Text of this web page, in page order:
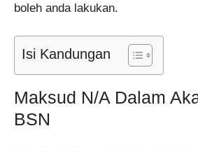
boleh anda lakukan.
Isi Kandungan
Maksud N/A Dalam
BSN